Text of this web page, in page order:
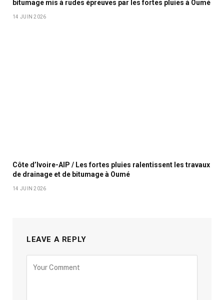
bitumage mis à rudes épreuves par les fortes pluies à Oumé
14 JUIN 2026
Côte d’Ivoire-AIP / Les fortes pluies ralentissent les travaux
de drainage et de bitumage à Oumé
14 JUIN 2026
LEAVE A REPLY